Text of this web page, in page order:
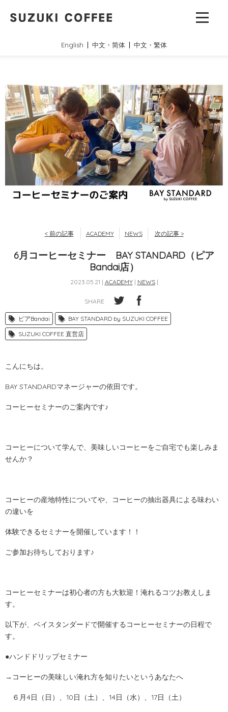
English 中文・简体 中文・繁体
< 前の記事 ACADEMY NEWS 次の記事 >
6月コーヒーセミナー BAY STANDARD（ピア
Bandai店）
2023.05.21 | ACADEMY| NEWS|
SHARE
ピアBandai
BAY STANDARD by SUZUKI COFFEE
SUZUKI COFFEE 直営店
こんにちは。
BAY STANDARDマネージャーの依田です。
コーヒーセミナーのご案内です♪
コーヒーについて学んで、美味しいコーヒーをご自宅でも楽しみま
せんか？
コーヒーの産地特性についてや、コーヒーの抽出器具による味わい
の違いを
体験できるセミナーを開催しています！！
ご参加お待ちしております♪
コーヒーセミナーは初心者の方も大歓迎！淹れるコツお教えしま
す。
以下が、ベイスタンダードで開催するコーヒーセミナーの日程で
す。
●ハンドドリップセミナー
→コーヒーの美味しい淹れ方を知りたいというあなたへ
６月4日（日）、10日（土）、14日（水）、17日（土）